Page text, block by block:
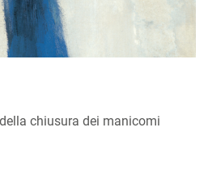
chiusura dei manicomi